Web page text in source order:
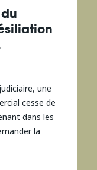
une
cesse de
dans les
la